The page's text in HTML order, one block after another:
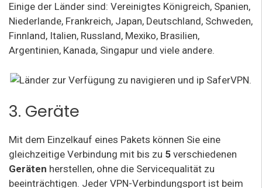
Einige der Länder sind: Vereinigtes Königreich, Spanien,
Niederlande, Frankreich, Japan, Deutschland, Schweden,
Finnland, Italien, Russland, Mexiko, Brasilien,
Argentinien, Kanada, Singapur und viele andere.
3. Geräte
Mit dem Einzelkauf eines Pakets können Sie eine
gleichzeitige Verbindung mit bis zu 5 verschiedenen
Geräten herstellen, ohne die Servicequalität zu
beeinträchtigen. Jeder VPN-Verbindungsport ist beim